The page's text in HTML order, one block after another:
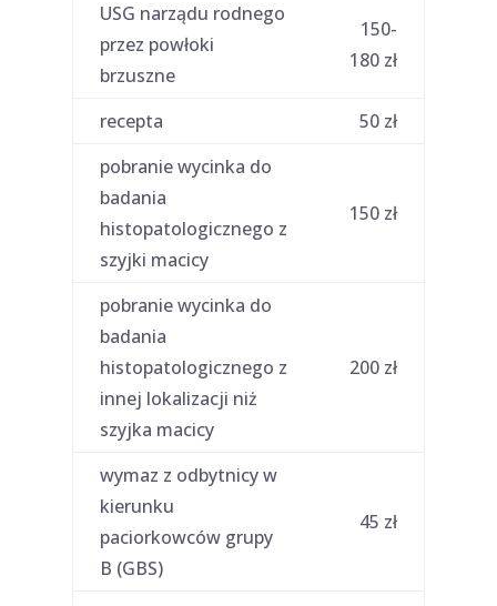
USG narządu rodnego
przez powłoki
brzuszne
150-
180 zł
recepta
50 zł
pobranie wycinka do
badania
histopatologicznego z
szyjki macicy
150 zł
pobranie wycinka do
badania
histopatologicznego z
innej lokalizacji niż
szyjka macicy
200 zł
wymaz z odbytnicy w
kierunku
paciorkowców grupy
B (GBS)
45 zł